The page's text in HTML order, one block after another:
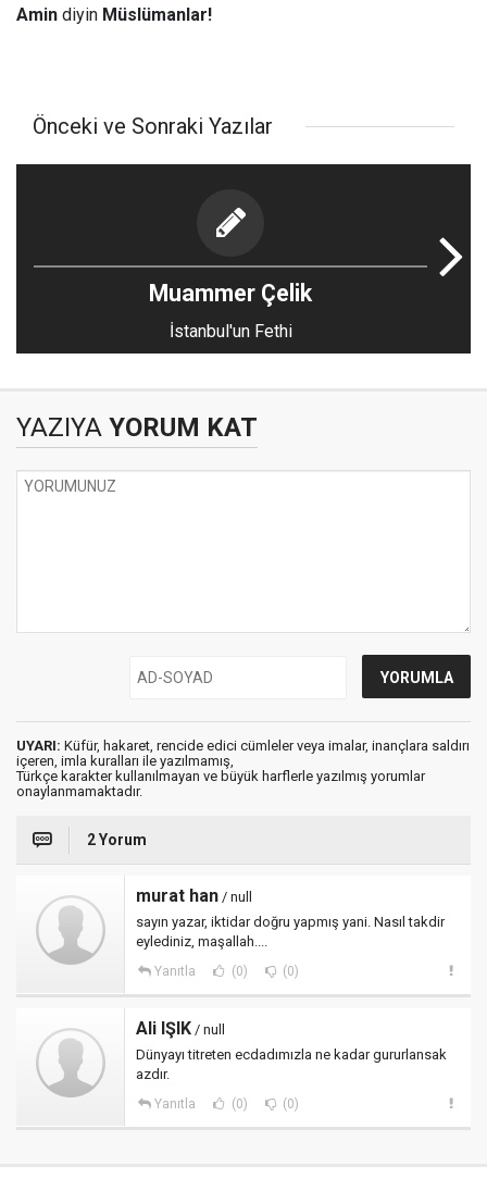
Amin diyin Müslümanlar!
Önceki ve Sonraki Yazılar
Muammer Çelik
İstanbul'un Fethi
YAZIYA YORUM KAT
UYARI: Küfür, hakaret, rencide edici cümleler veya imalar, inançlara saldırı
içeren, imla kuralları ile yazılmamış,
Türkçe karakter kullanılmayan ve büyük harflerle yazılmış yorumlar
onaylanmamaktadır.
2 Yorum
murat han / null
sayın yazar, iktidar doğru yapmış yani. Nasıl takdir
eylediniz, maşallah....
Yanıtla (0) (0)
Ali IŞIK / null
Dünyayı titreten ecdadımızla ne kadar gururlansak
azdır.
Yanıtla (0) (0)